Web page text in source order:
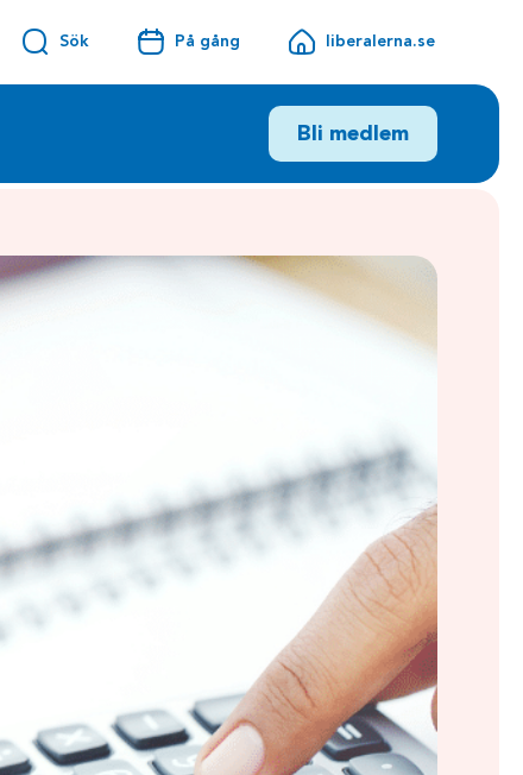
Sök På gång liberalerna.se
Bli medlem